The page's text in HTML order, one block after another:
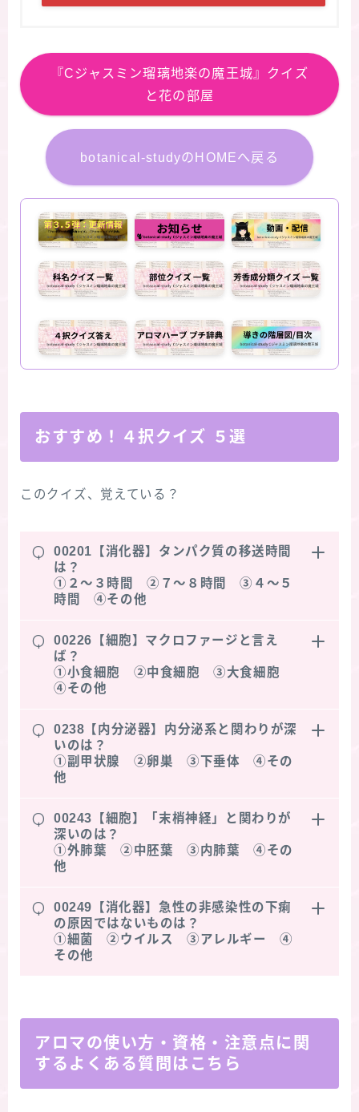
『Cジャスミン瑠璃地楽の魔王城』クイズ
と花の部屋
botanical-studyのHOMEへ戻る
おすすめ！４択クイズ ５選
このクイズ、覚えている？
Q
00201【消化器】タンパク質の移送時間
は？
①２～３時間 ②７～８時間 ③４～５
時間 ④その他
Q
00226【細胞】マクロファージと言え
ば？
①小食細胞 ②中食細胞 ③大食細胞
④その他
Q
0238【内分泌器】内分泌系と関わりが深
いのは？
①副甲状腺 ②卵巣 ③下垂体 ④その
他
Q
00243【細胞】「末梢神経」と関わりが
深いのは？
①外肺葉 ②中胚葉 ③内肺葉 ④その
他
Q
00249【消化器】急性の非感染性の下痢
の原因ではないものは？
①細菌 ②ウイルス ③アレルギー ④
その他
アロマの使い方・資格・注意点に関
するよくある質問はこちら